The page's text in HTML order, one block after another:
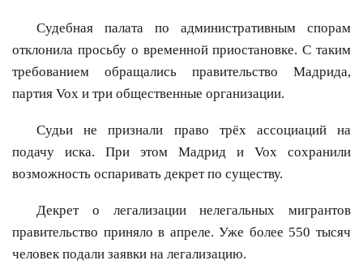
Судебная палата по административным спорам
отклонила просьбу о временной приостановке. С таким
требованием обращались правительство Мадрида,
партия Vox и три общественные организации.
Судьи не признали право трёх ассоциаций на
подачу иска. При этом Мадрид и Vox сохранили
возможность оспаривать декрет по существу.
Декрет о легализации нелегальных мигрантов
правительство приняло в апреле. Уже более 550 тысяч
человек подали заявки на легализацию.